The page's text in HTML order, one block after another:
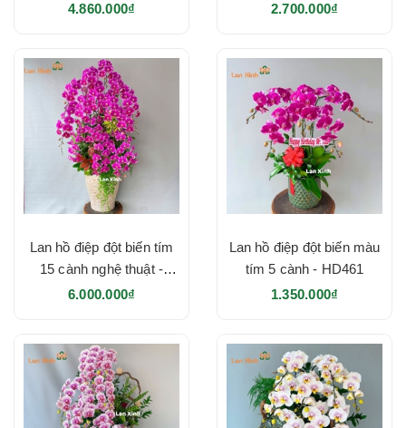
4.860.000₫
2.700.000₫
Lan hồ điệp đột biến tím
15 cành nghệ thuật -
HD483
6.000.000₫
Lan hồ điệp đột biến màu
tím 5 cành - HD461
1.350.000₫